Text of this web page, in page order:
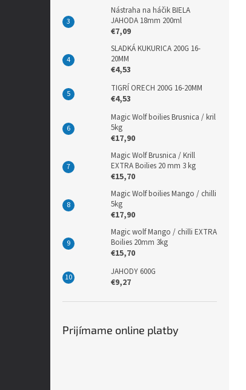
Nástraha na háčik BIELA ​​
JAHODA 18mm 200ml
€7,09
SLADKÁ KUKURICA 200G 16-
20MM
€4,53
TIGRÍ ORECH 200G 16-20MM
€4,53
Magic Wolf boilies Brusnica / kril
5kg
€17,90
Magic Wolf Brusnica / Krill
EXTRA Boilies 20 mm 3 kg
€15,70
Magic Wolf boilies Mango / chilli
5kg
€17,90
Magic wolf Mango / chilli EXTRA
Boilies 20mm 3kg
€15,70
JAHODY 600G
€9,27
Prijímame online platby